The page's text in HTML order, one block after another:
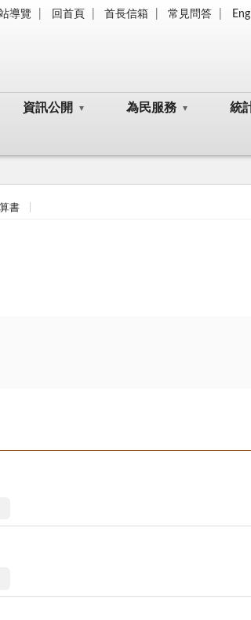
導覽 回首頁 首長信箱 常見問答
資訊公開 為民服務 統
書